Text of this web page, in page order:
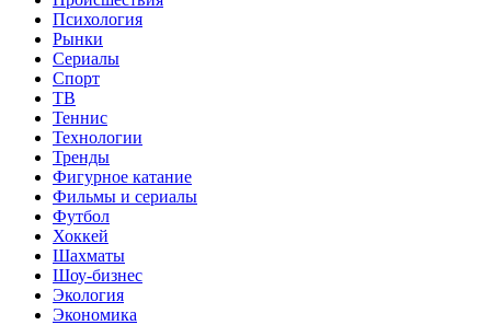
Психология
Рынки
Сериалы
Спорт
ТВ
Теннис
Технологии
Тренды
Фигурное катание
Фильмы и сериалы
Футбол
Хоккей
Шахматы
Шоу-бизнес
Экология
Экономика